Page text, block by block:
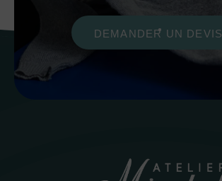
DEMANDER UN DEVIS